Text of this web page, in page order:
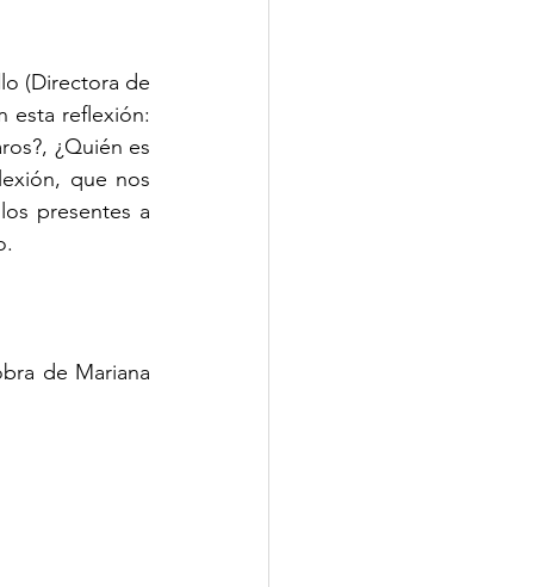
(Directora de
esta reflexión:
¿Quién es
que nos
presentes a
de Mariana